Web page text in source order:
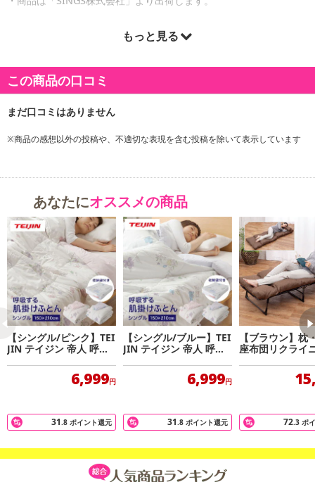
もっと見る
この商品の口コミ
※商品の感想以外の投稿や、不適切な表現を含む投稿を除いて表示しています
あなたにオススメの商品
【シングル/ピンク】TEI
JIN テイジン 帝人 呼吸
6,999円
31.8 ポイント還元
【シングル/ブルー】TEI
JIN テイジン 帝人 呼吸
6,999円
31.8 ポイント還元
【ブラウン】枕
座布団リクライ
72.3 ポ